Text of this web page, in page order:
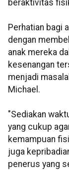
beraktivitas
Perhatian bagi
dengan
anak mereka
kesenangan
menjadi
Michael.
"Sediakan
yang cukup
kemampuan
juga
penerus yang